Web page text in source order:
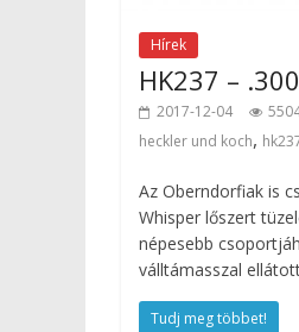
Hírek
HK237 –
2017-12-04
heckler und koch,
Az Oberndorfiak is
Whisper lőszert
népesebb
válltámasszal
Tudj meg többet!